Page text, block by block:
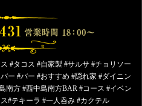
#タコス #自家製 #サルサ #チョリソー
ー #バー #おすすめ #隠れ家 #ダイニン
南方 #西中島南方BAR #コース #イベン
#テキーラ #一人呑み #カクテル